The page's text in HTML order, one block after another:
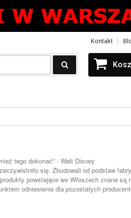
Kontakt
tego dokonać" - Walt Disney
się. Zbudowali od podstaw
powstające we Włoszech znane są
odniesienia dla pozostałych